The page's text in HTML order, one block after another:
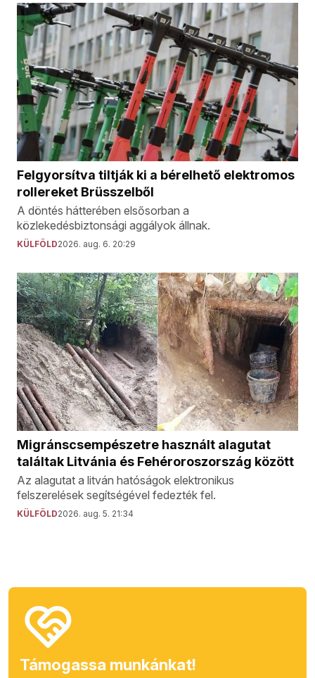
Felgyorsítva tiltják ki a bérelhető elektromos
rollereket Brüsszelből
A döntés hátterében elsősorban a
közlekedésbiztonsági aggályok állnak.
KÜLFÖLD2026. aug. 6. 20:29
Migránscsempészetre használt alagutat
találtak Litvánia és Fehéroroszország között
Az alagutat a litván hatóságok elektronikus
felszerelések segítségével fedezték fel.
KÜLFÖLD2026. aug. 5. 21:34
Támogassa munkánkat!